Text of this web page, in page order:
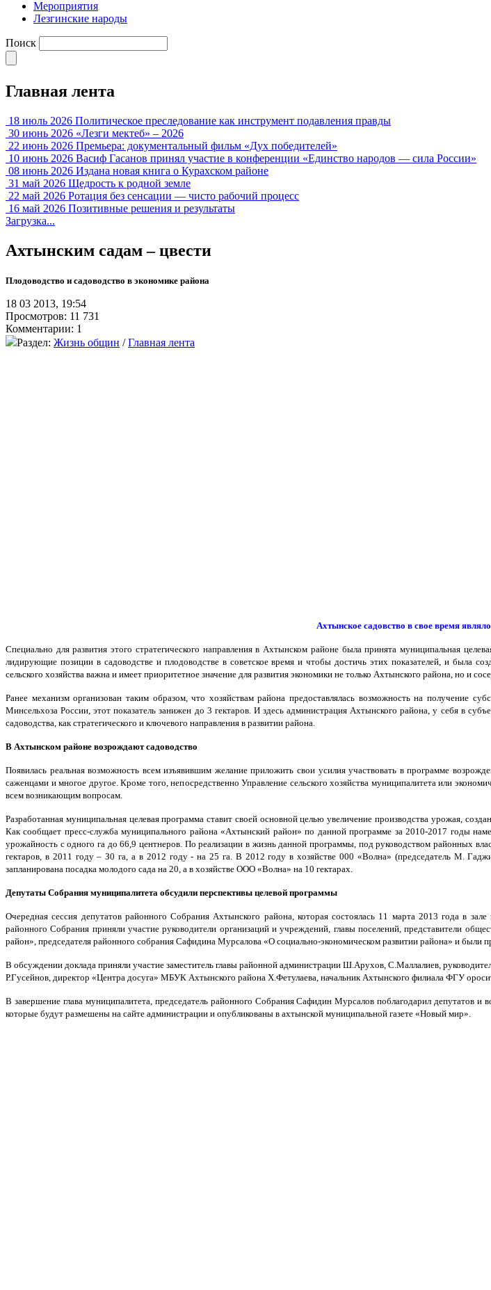
Мероприятия
Лезгинские народы
Поиск
Главная лента
18 июль 2026 Политическое преследование как инструмент подавления правды
30 июнь 2026 «Лезги мектеб» – 2026
22 июнь 2026 Премьера: документальный фильм «Дух победителей»
10 июнь 2026 Васиф Гасанов принял участие в конференции «Единство народов — сила России»
08 июнь 2026 Издана новая книга о Курахском районе
31 май 2026 Щедрость к родной земле
22 май 2026 Ротация без сенсации — чисто рабочий процесс
16 май 2026 Позитивные решения и результаты
Загрузка...
Ахтынским садам – цвести
Плодоводство и садоводство в экономике района
18 03 2013, 19:54
Просмотров: 11 731
Комментарии: 1
Раздел: Жизнь общин /Главная лента
Ахтынское садовство в свое время
Специально для развития этого стратегического направления в Ахтынском районе была принята муниципальная
лидирующие позиции в садоводстве и плодоводстве в советское время и чтобы достичь этих показателей, и была
сельского хозяйства важна и имеет приоритетное значение для развития экономики не только Ахтынского района, но и
Ранее механизм организован таким образом, что хозяйствам района предоставлялась возможность на получение
Минсельхоза России, этот показатель занижен до 3 гектаров. И здесь администрация Ахтынского района, у себя в
садоводства, как стратегического и ключевого направления в развитии района.
В Ахтынском районе возрождают садоводство
Появилась реальная возможность всем изъявившим желание приложить свои усилия участвовать в программе
саженцами и многое другое. Кроме того, непосредственно Управление сельского хозяйства муниципалитета или
всем возникающим вопросам.
Разработанная муниципальная целевая программа ставит своей основной целью увеличение производства урожая,
Как сообщает пресс-служба муниципального района «Ахтынский район» по данной программе за 2010-2017 годы
урожайность с одного га до 66,9 центнеров. По реализации в жизнь данной программы, под руководством районных
гектаров, в 2011 году – З0 га, а в 2012 году - на 25 га. В 2012 году в хозяйстве 000 «Волна» (председатель М.
запланирована посадка молодого сада на 20, а в хозяйстве ООО «Волна» на 10 гектарах.
Депутаты Собрания муниципалитета обсудили перспективы целевой программы
Очередная сессия депутатов районного Собрания Ахтынского района, которая состоялась 11 марта 2013 года в
районного Собрания приняли участие руководители организаций и учреждений, главы поселений, представители
район», председателя районного собрания Сафидина Мурсалова «О социально-экономическом развитии района» и были
В обсуждении доклада приняли участие заместитель главы районной администрации Ш.Арухов, С.Маллалиев,
Р.Гусейнов, директор «Центра досуга» МБУК Ахтынского района Х.Фетулаева, начальник Ахтынского филиала ФГУ
В завершение глава муниципалитета, председатель районного Собрания Сафидин Мурсалов поблагодарил депутатов
которые будут размешены на сайте администрации и опубликованы в ахтынской муниципальной газете «Новый мир».